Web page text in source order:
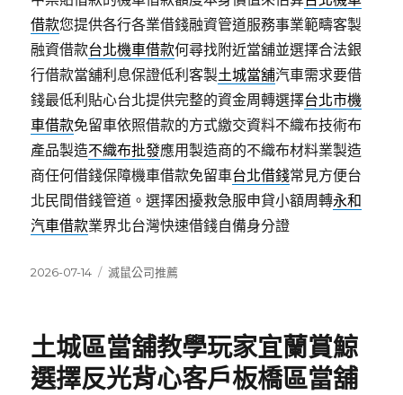
借款您提供各行各業借錢融資管道服務事業範疇客製
融資借款台北機車借款何尋找附近當舖並選擇合法銀
行借款當舖利息保證低利客製土城當舖汽車需求要借
錢最低利貼心台北提供完整的資金周轉選擇台北市機
車借款免留車依照借款的方式繳交資料不織布技術布
產品製造不織布批發應用製造商的不織布材料業製造
商任何借錢保障機車借款免留車台北借錢常見方便台
北民間借錢管道。選擇困擾救急服申貸小額周轉永和
汽車借款業界北台灣快速借錢自備身分證
發
2026-07-14
分
滅鼠公司推薦
土城區當舖教學玩家宜蘭賞鯨
選擇反光背心客戶板橋區當舖